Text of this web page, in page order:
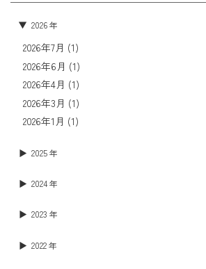
2026 年
2026年7月 (1)
2026年6月 (1)
2026年4月 (1)
2026年3月 (1)
2026年1月 (1)
2025 年
2024 年
2023 年
2022 年